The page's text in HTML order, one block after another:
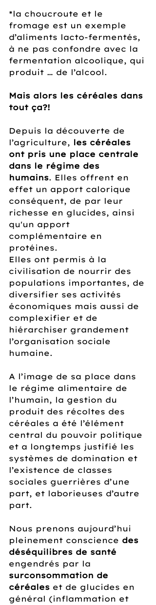
*la choucroute et le
fromage est un exemple
d’aliments lacto-fermentés,
à ne pas confondre avec la
fermentation alcoolique, qui
produit … de l’alcool.
Mais alors les céréales dans
tout ça?!
Depuis la découverte de
l’agriculture, les céréales
ont pris une place centrale
dans le régime des
humains. Elles offrent en
effet un apport calorique
conséquent, de par leur
richesse en glucides, ainsi
qu'un apport
complémentaire en
protéines.
Elles ont permis à la
civilisation de nourrir des
populations importantes, de
diversifier ses activités
économiques mais aussi de
complexifier et de
hiérarchiser grandement
l’organisation sociale
humaine.
A l’image de sa place dans
le régime alimentaire de
l’humain, la gestion du
produit des récoltes des
céréales a été l’élément
central du pouvoir politique
et a longtemps justifié les
systèmes de domination et
l’existence de classes
sociales guerrières d’une
part, et laborieuses d’autre
part.
Nous prenons aujourd’hui
pleinement conscience des
déséquilibres de santé
engendrés par la
surconsommation de
céréales et de glucides en
général (inflammation et